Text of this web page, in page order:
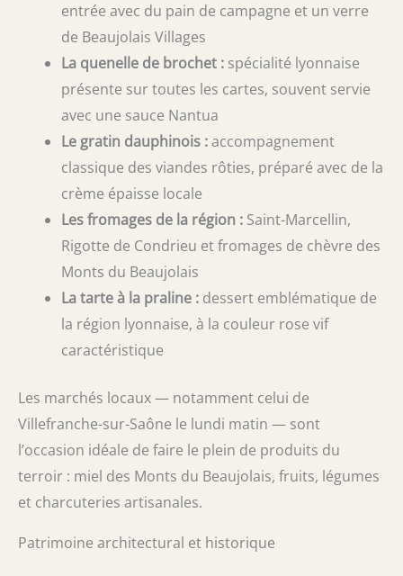
entrée avec du pain de campagne et un verre
de Beaujolais Villages
La quenelle de brochet : spécialité lyonnaise
présente sur toutes les cartes, souvent servie
avec une sauce Nantua
Le gratin dauphinois :accompagnement
classique des viandes rôties, préparé avec de la
crème épaisse locale
Les fromages de la région : Saint-Marcellin,
Rigotte de Condrieu et fromages de chèvre des
Monts du Beaujolais
La tarte à la praline : dessert emblématique de
la région lyonnaise, à la couleur rose vif
caractéristique
Les marchés locaux — notamment celui de
Villefranche-sur-Saône le lundi matin — sont
l’occasion idéale de faire le plein de produits du
terroir : miel des Monts du Beaujolais, fruits, légumes
et charcuteries artisanales.
Patrimoine architectural et historique